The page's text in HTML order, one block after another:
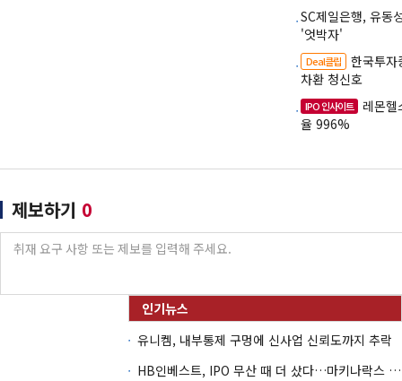
SC제일은행, 유동
'엇박자'
Deal클립
한국투
차환 청신호
IPO 인사이트
레몬
율 996%
제보하기 0
유니켐, 내부통제 구멍에 신사업 신뢰도까지 추락
HB인베스트, IPO 무산 때 더 샀다…마키나락스 투자 2.7배 회수